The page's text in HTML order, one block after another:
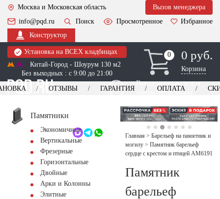
Москва и Московская область
Вызов менеджера
info@pqd.ru
Поиск Просмотренное
Избранное
Конструктор
Установка на ВСЕХ кладбищах
Китай-Город - Шоурум 130 м2
Без выходных : с 9:00 до 21:00
0
0 0 руб.
Корзина
Выезд менеджера для
оформления заказа
+7 (495) 518-44-23
Обратный звонок
ОТЗЫВЫ ГАРАНТИЯ ОПЛАТА
Памятники
Экономичные
Вертикальные
Фрезерные
Горизонтальные
Двойные
Арки и Колонны
Элитные
Главная > Барельеф на памятник и
могилу > Памятник барельеф
сердце с крестом и птицей AM6191
Памятник
барельеф